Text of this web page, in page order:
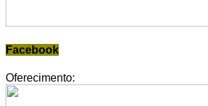
Facebook
Oferecimento: